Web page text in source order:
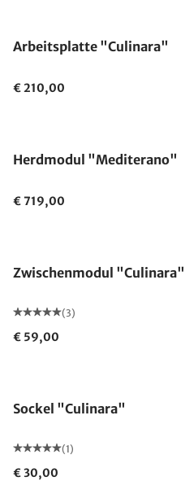
Arbeitsplatte "Culinara"
€ 210,00
Herdmodul "Mediterano"
€ 719,00
Zwischenmodul "Culinara"
(3)
€ 59,00
Sockel "Culinara"
(1)
€ 30,00